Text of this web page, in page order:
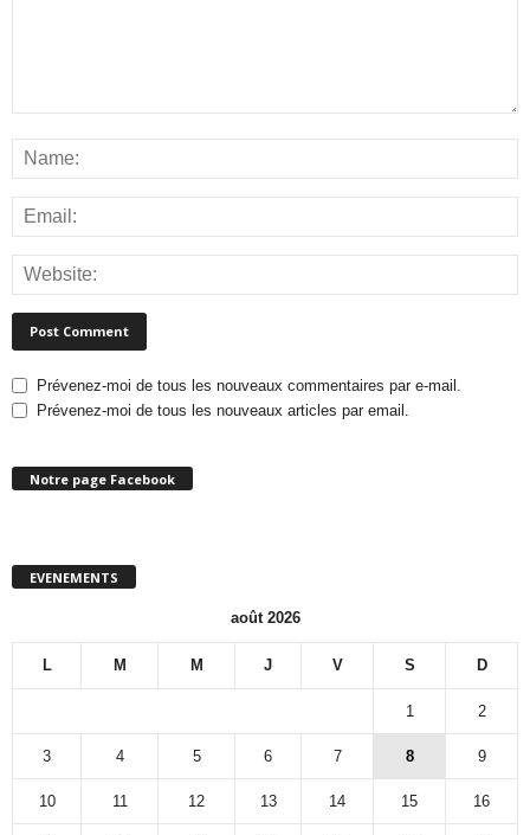
Prévenez-moi de tous les nouveaux commentaires par e-mail.
Prévenez-moi de tous les nouveaux articles par email.
Notre page Facebook
EVENEMENTS
août 2026
L M M J V S D
1 2
3 4 5 6 7 8 9
10 11 12 13 14 15 16